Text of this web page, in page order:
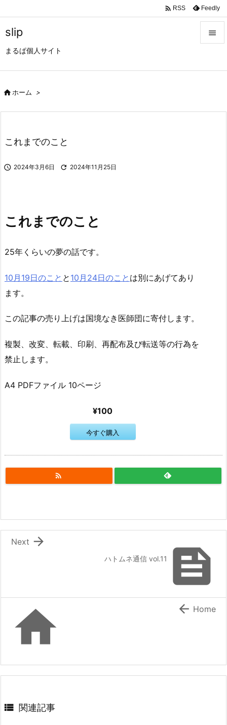
slip
まるぱ個人サイト

 RSS Feedly
ホーム >
これまでのこと
 2024年3月6日  2024年11月25日
これまでのこと
25年くらいの夢の話です。
10月19日のこと と 10月24日のこと は別にあげてあり
ます。
この記事の売り上げは国境なき医師団に寄付します。
複製、改変、転載、印刷、再配布及び転送等の行為を
禁止します。
A4 PDFファイル 10ページ
¥100
今すぐ購入


ハトムネ通信 vol.11

Next
  Home
 関連記事